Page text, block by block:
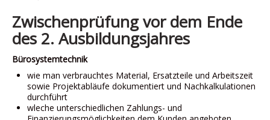
Zwischenprüfung vor dem Ende
des 2. Ausbildungsjahres
Bürosystemtechnik
wie man verbrauchtes Material, Ersatzteile und Arbeitszeit
sowie Projektabläufe dokumentiert und Nachkalkulationen
durchführt
wleche unterschiedlichen Zahlungs- und